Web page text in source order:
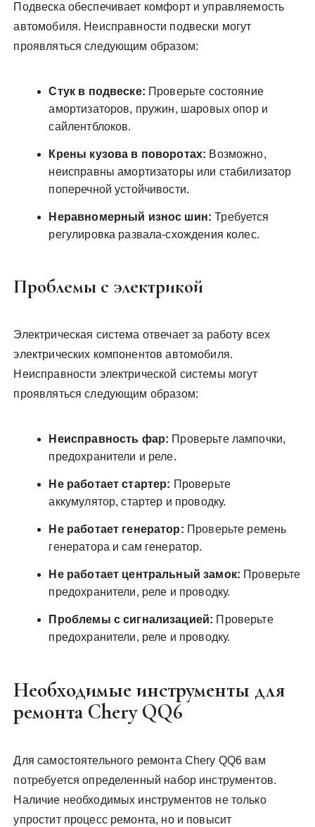
Подвеска обеспечивает комфорт и управляемость
автомобиля. Неисправности подвески могут
проявляться следующим образом:
Стук в подвеске: Проверьте состояние
амортизаторов, пружин, шаровых опор и
сайлентблоков.
Крены кузова в поворотах: Возможно,
неисправны амортизаторы или стабилизатор
поперечной устойчивости.
Неравномерный износ шин: Требуется
регулировка развала-схождения колес.
Проблемы с электрикой
Электрическая система отвечает за работу всех
электрических компонентов автомобиля.
Неисправности электрической системы могут
проявляться следующим образом:
Неисправность фар: Проверьте лампочки,
предохранители и реле.
Не работает стартер: Проверьте
аккумулятор, стартер и проводку.
Не работает генератор: Проверьте ремень
генератора и сам генератор.
Не работает центральный замок: Проверьте
предохранители, реле и проводку.
Проблемы с сигнализацией: Проверьте
предохранители, реле и проводку.
Необходимые инструменты для
ремонта Chery QQ6
Для самостоятельного ремонта Chery QQ6 вам
потребуется определенный набор инструментов.
Наличие необходимых инструментов не только
упростит процесс ремонта, но и повысит